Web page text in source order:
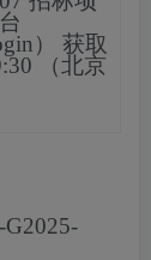
）
获取
（北京
G2025-